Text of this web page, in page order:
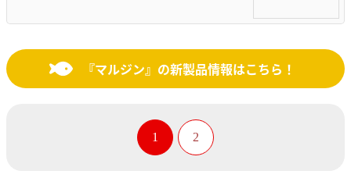
『マルジン』の新製品情報はこちら！
1 2